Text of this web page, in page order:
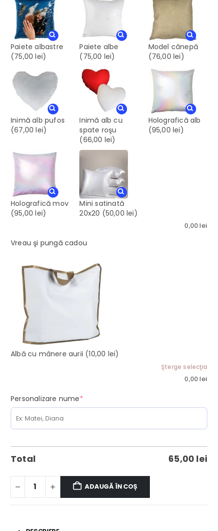
Paiete albastre
(75,00 lei)
Paiete albe
(75,00 lei)
Model cânepă
(76,00 lei)
Inimă alb pufos
(67,00 lei)
Inimă alb cu
spate roşu
(66,00 lei)
Holografică alb
(95,00 lei)
Holografică mov
(95,00 lei)
Mini satinată
20x20 (50,00 lei)
0,00lei
Vreau şi pungă cadou
Albă cu mânere aurii (10,00 lei)
Şterge selecţia
0,00lei
Personalizare nume*(required)
Total 65,00 lei
ADAUGĂ ÎN COȘ